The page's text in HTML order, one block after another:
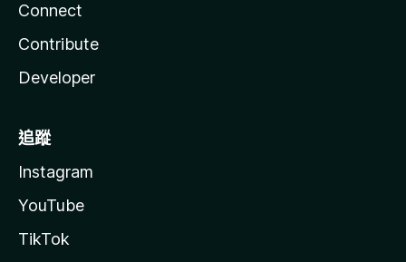
Connect
Contribute
Developer
追蹤
Instagram
YouTube
TikTok